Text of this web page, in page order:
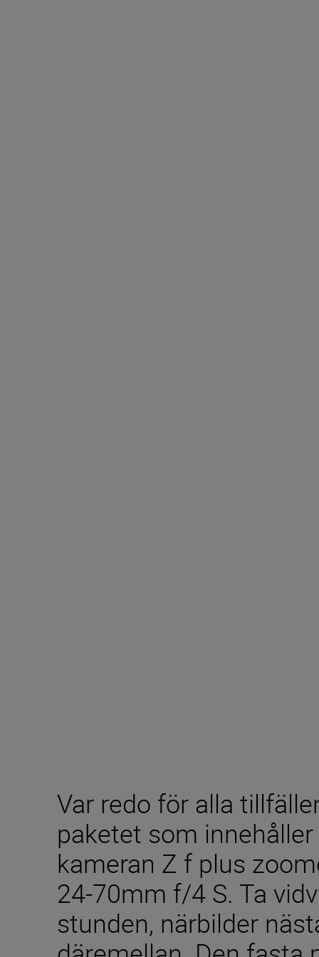
Var redo för alla
paketet som
kameran Z f plus
24-70mm f/4 S. Ta
stunden, närbilder